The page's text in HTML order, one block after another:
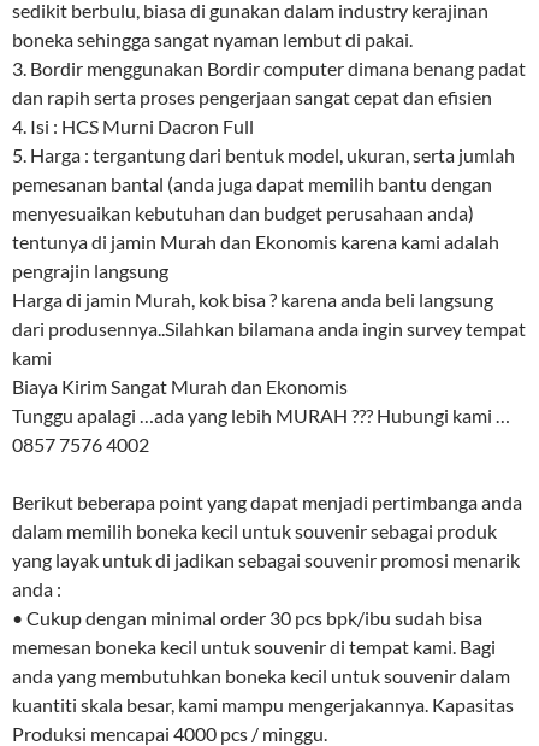
sedikit berbulu, biasa di gunakan dalam industry kerajinan
boneka sehingga sangat nyaman lembut di pakai.
3. Bordir menggunakan Bordir computer dimana benang padat
dan rapih serta proses pengerjaan sangat cepat dan efisien
4. Isi : HCS Murni Dacron Full
5. Harga : tergantung dari bentuk model, ukuran, serta jumlah
pemesanan bantal (anda juga dapat memilih bantu dengan
menyesuaikan kebutuhan dan budget perusahaan anda)
tentunya di jamin Murah dan Ekonomis karena kami adalah
pengrajin langsung
Harga di jamin Murah, kok bisa ? karena anda beli langsung
dari produsennya..Silahkan bilamana anda ingin survey tempat
kami
Biaya Kirim Sangat Murah dan Ekonomis
Tunggu apalagi …ada yang lebih MURAH ??? Hubungi kami …
0857 7576 4002
Berikut beberapa point yang dapat menjadi pertimbanga anda
dalam memilih boneka kecil untuk souvenir sebagai produk
yang layak untuk di jadikan sebagai souvenir promosi menarik
anda :
• Cukup dengan minimal order 30 pcs bpk/ibu sudah bisa
memesan boneka kecil untuk souvenir di tempat kami. Bagi
anda yang membutuhkan boneka kecil untuk souvenir dalam
kuantiti skala besar, kami mampu mengerjakannya. Kapasitas
Produksi mencapai 4000 pcs / minggu.